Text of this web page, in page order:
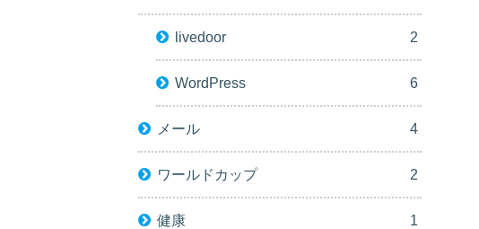
livedoor 2
WordPress 6
メール 4
ワールドカップ 2
健康 1